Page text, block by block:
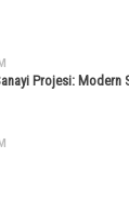
Projesi: Modern